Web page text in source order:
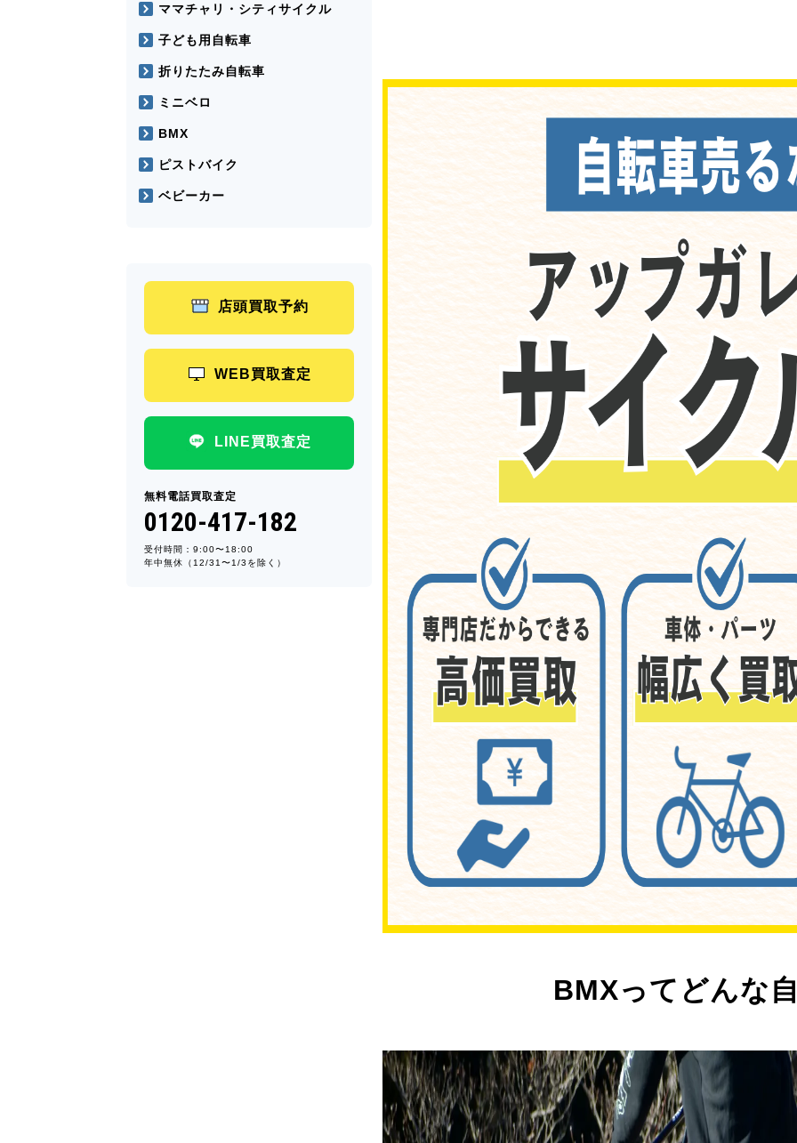
BMXってどんな
ママチャリ・シティサイクル
子ども用自転車
折りたたみ自転車
ミニベロ
BMX
ピストバイク
ベビーカー
店頭買取予約
WEB買取査定
LINE買取査定
無料電話買取査定
0120-417-182
受付時間：9:00〜18:00
年中無休（12/31〜1/3を除く）